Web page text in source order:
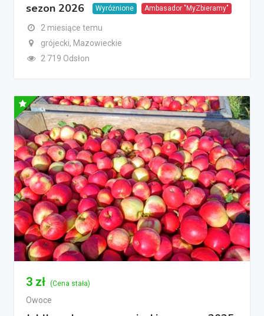
sezon 2026
Wyróżnione Ambasador "MyZbieramy"
2 miesiące temu
grójecki, Mazowieckie
2 719 Odsłon
3 zł (Cena stała)
Owoce